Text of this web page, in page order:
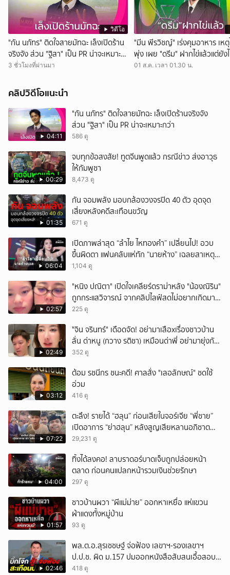
วิดีโอ
"กัน นภัทร" ติดใจสายมัทฉะ เล็งเปิดร้าน
จริงจัง ส่วน "ฐิสา" เป็น PR น่าจะเหมาะ
กว่า
3 ชั่วโมงที่ผ่านมา
"มีน พีรวิชญ์" เร่งคุมอาหาร เห
พุ่ง เผย "ดรีม" ฝากไข่แล้วแต่ยัง
แต่ง
01 ส.ค. เวลา 01.30 น.
คลิปวิดีโอแนะนำ
04:11
"กัน นภัทร" ติดใจสายมัทฉะ เล็งเปิดร้านจริงจัง
ส่วน "ฐิสา" เป็น PR น่าจะเหมาะกว่า
586 ดู
00:29
จบทุกข้อสงสัย! ทูตจีนพูดแล้ว กรณีข่าว ส่งอาวุธ
ให้กัมพูชา
8,473 ดู
01:35
กัน จอมพลัง มอบกล้องวงจรปิด 40 ตัว อุดจุด
เสี่ยงหลังคดีสะเทือนขวัญ
671 ดู
06:04
เปิดภาพล่าสุด “ลำไย ไหทองคำ” เปลี่ยนไป! อวบ
ขึ้นผิดตา แฟนคลับแห่ทัก “นายห้าง” เฉลยสาเหตุ
ชัด!
1,104 ดู
02:57
"หนิง ปณิตา" เปิดใจเคลียร์ดราม่าหลัง "น้องณิริน"
ถูกกระแสวิจารณ์ จากคลิปไลฟ์สดไม่อยากเกิดมา
หน้าเหมือนพ่อ
225 ดู
02:49
ั่"จิน จรินทร์" เดือดจัด! อย่ามาเสือxเรื่องชาวบ้าน
ลั่น ด่าหนู (กวาง รติชา) เหมือนด่าพี่ อย่ามายุ่งกับ
คนของผม จบ!!!
352 ดู
03:12
ต้อม รชนีกร ชนะคดี! ศาลสั่ง "เลอลักษณ์" ชดใช้
อ่วม
416 ดู
07:22
ตะลึง! รายได้ “ฮลุน” ก่อนเสียในจอร์เจีย “พี่ชาย”
เปิดอาการ “ย่าฮลุน” หลังสูญเสียหลานอภิชาต
บุตร!
29,231 ดู
04:00
ทิ้งได้ลงคอ! ลาบราดอร์บาดเจ็บถูกปล่อยหน้า
ตลาด ก่อนคนแปลกหน้ารวมเงินช่วยรักษา
297 ดู
01:57
ชาวบ้านผวา “ผีแม่ม่าย” ออกหาเหยื่อ แห่แขวน
ผ้าแดงทั้งหมู่บ้าน
93 ดู
02:46
พล.ต.อ.สุรเชชษฐ์ จ่อฟ้อง เลขาฯ-รองเลขาฯ
ป.ป.ช. ผิด ม.157 ปมออกหนังสือสับสนเอื้อสอบ
คดีซ้ำซ้อน
418 ดู